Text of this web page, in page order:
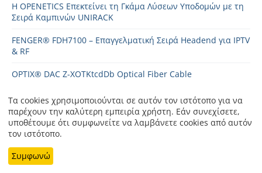
Η OPENETICS Επεκτείνει τη Γκάμα Λύσεων Υποδομών με τη
Σειρά Καμπινών UNIRACK
FENGER® FDH7100 – Επαγγελματική Σειρά Headend για IPTV
& RF
OPTIX® DAC Z-XOTKtcdDb Optical Fiber Cable
Μείνετε Ενημερωμένοι
Τα cookies χρησιμοποιούνται σε αυτόν τον ιστότοπο για να
παρέχουν την καλύτερη εμπειρία χρήστη. Εάν συνεχίσετε,
υποθέτουμε ότι συμφωνείτε να λαμβάνετε cookies από αυτόν
τον ιστότοπο.
Συμφωνώ